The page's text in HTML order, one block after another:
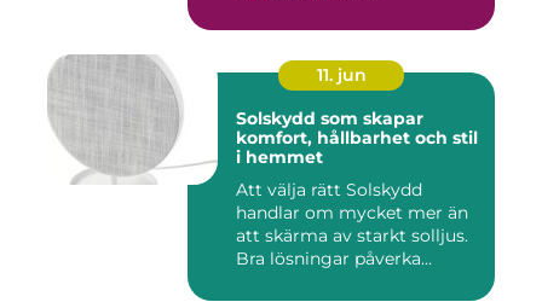
11. jun
Solskydd som skapar
komfort, hållbarhet och stil
i hemmet
Att välja rätt Solskydd
handlar om mycket mer än
att skärma av starkt solljus.
Bra lösningar påverka...